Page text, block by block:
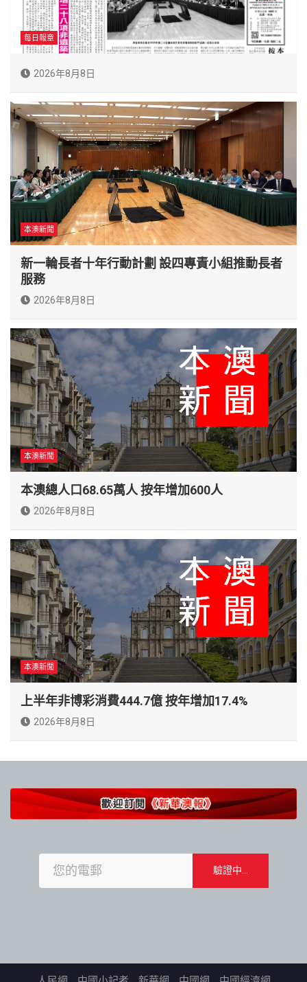
每日報章
2026年8月8日
本澳新聞
新一輪長者十年行動計劃 設四專責小組推動長者
服務
2026年8月8日
本澳新聞
本澳總人口68.65萬人 按年增加600人
2026年8月8日
本澳新聞
上半年非博彩消費444.7億 按年增加17.4%
2026年8月8日